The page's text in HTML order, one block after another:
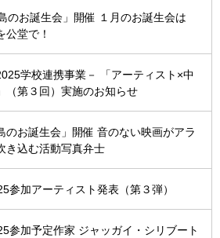
のお誕生会」開催 １月のお誕生会は
公堂で！
学校連携事業－ 「アーティスト×中
（第３回）実施のお知らせ
のお誕生会」開催 音のない映画がアラ
き込む活動写真弁士
参加アーティスト発表（第３弾）
参加予定作家 ジャッガイ・シリブート